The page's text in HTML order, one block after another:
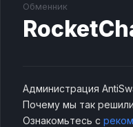
Обменник
Администрация
Почему мы так
Ознакомьтесь с